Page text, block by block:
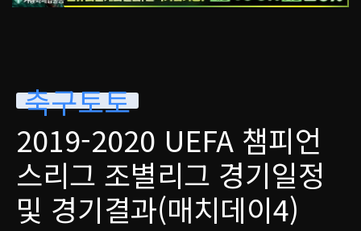
축구토토
2019-2020 UEFA 챔피언
스리그 조별리그 경기일정
및 경기결과(매치데이4)